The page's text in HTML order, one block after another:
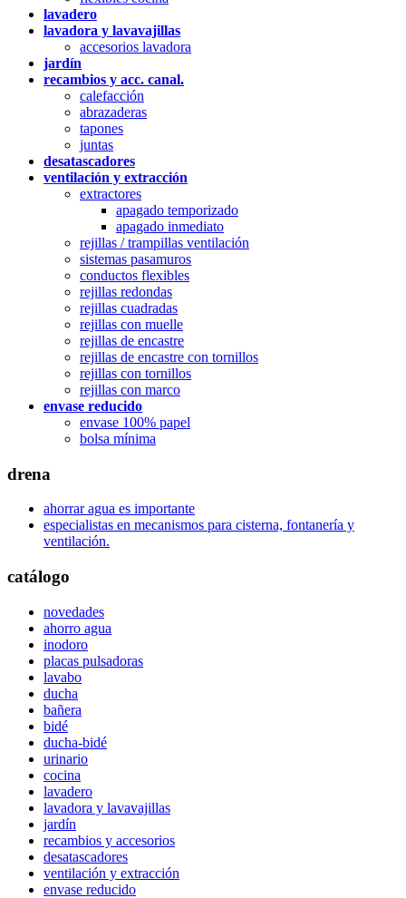
lavadero
lavadora y lavavajillas
accesorios lavadora
jardín
recambios y acc. canal.
calefacción
abrazaderas
tapones
juntas
desatascadores
ventilación y extracción
extractores
apagado temporizado
apagado inmediato
rejillas / trampillas ventilación
sistemas pasamuros
conductos flexibles
rejillas redondas
rejillas cuadradas
rejillas con muelle
rejillas de encastre
rejillas de encastre con tornillos
rejillas con tornillos
rejillas con marco
envase reducido
envase 100% papel
bolsa mínima
drena
ahorrar agua es importante
especialistas en mecanismos para cisterna, fontanería y
ventilación.
catálogo
novedades
ahorro agua
inodoro
placas pulsadoras
lavabo
ducha
bañera
bidé
ducha-bidé
urinario
cocina
lavadero
lavadora y lavavajillas
jardín
recambios y accesorios
desatascadores
ventilación y extracción
envase reducido